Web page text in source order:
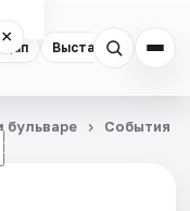
Выставки
×
☾
бульваре События